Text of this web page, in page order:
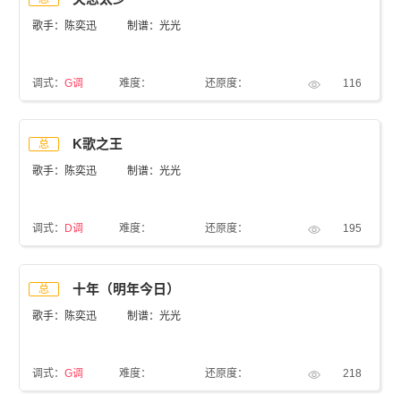
歌手：陈奕迅 制谱：光光
调式：G调 难度： 还原度： 116
总 K歌之王
歌手：陈奕迅 制谱：光光
调式： D调 难度： 还原度： 195
总 十年（明年今日）
歌手：陈奕迅 制谱：光光
调式：G调 难度： 还原度： 218